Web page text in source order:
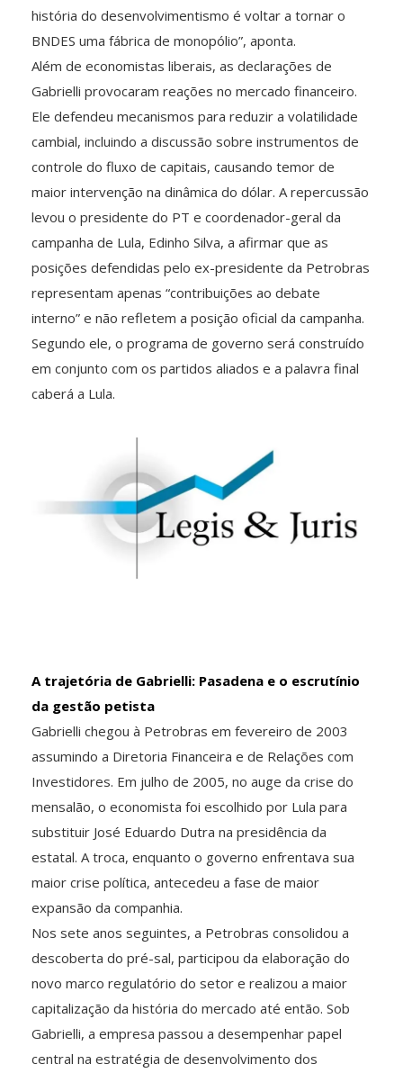
história do desenvolvimentismo é voltar a tornar o
BNDES uma fábrica de monopólio”, aponta.
Além de economistas liberais, as declarações de
Gabrielli provocaram reações no mercado financeiro.
Ele defendeu mecanismos para reduzir a volatilidade
cambial, incluindo a discussão sobre instrumentos de
controle do fluxo de capitais, causando temor de
maior intervenção na dinâmica do dólar. A repercussão
levou o presidente do PT e coordenador-geral da
campanha de Lula, Edinho Silva, a afirmar que as
posições defendidas pelo ex-presidente da Petrobras
representam apenas “contribuições ao debate
interno” e não refletem a posição oficial da campanha.
Segundo ele, o programa de governo será construído
em conjunto com os partidos aliados e a palavra final
caberá a Lula.
A trajetória de Gabrielli: Pasadena e o escrutínio
da gestão petista
Gabrielli chegou à Petrobras em fevereiro de 2003
assumindo a Diretoria Financeira e de Relações com
Investidores. Em julho de 2005, no auge da crise do
mensalão, o economista foi escolhido por Lula para
substituir José Eduardo Dutra na presidência da
estatal. A troca, enquanto o governo enfrentava sua
maior crise política, antecedeu a fase de maior
expansão da companhia.
Nos sete anos seguintes, a Petrobras consolidou a
descoberta do pré-sal, participou da elaboração do
novo marco regulatório do setor e realizou a maior
capitalização da história do mercado até então. Sob
Gabrielli, a empresa passou a desempenhar papel
central na estratégia de desenvolvimento dos